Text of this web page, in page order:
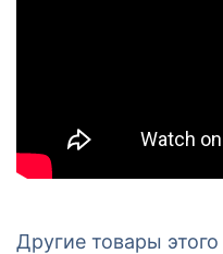
Другие товары